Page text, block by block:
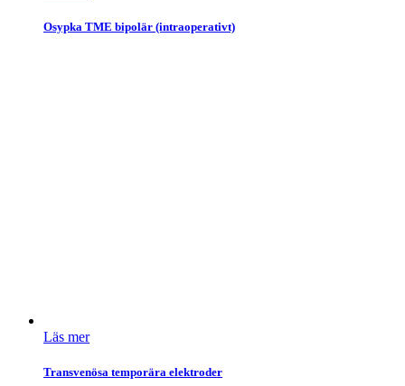
Osypka TME bipolär (intraoperativt)
Läs mer
Transvenösa temporära elektroder